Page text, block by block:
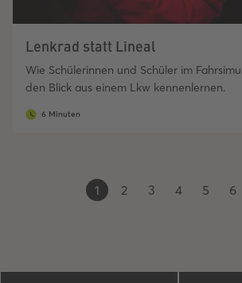
Lenkrad statt Lineal
Wie Schülerinnen und Schüler im
den Blick aus einem Lkw kennenlernen.
6 Minuten
1 2 3 4 5 6